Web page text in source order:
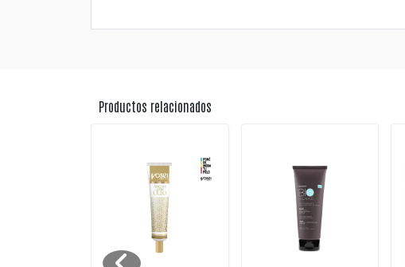
Productos relacionados